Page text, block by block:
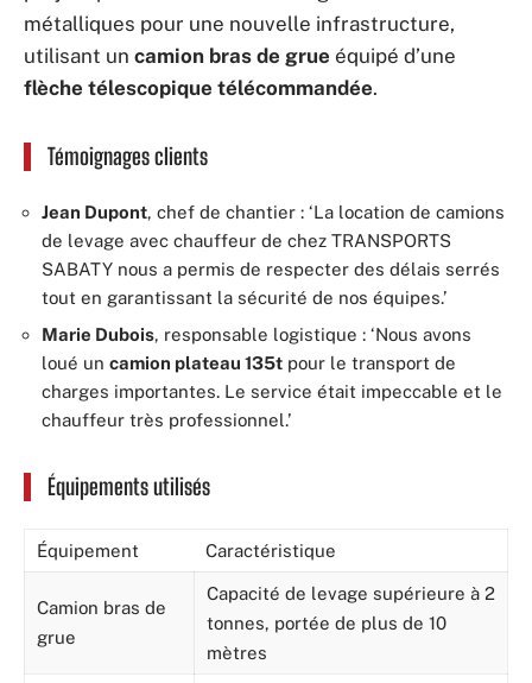
métalliques pour une nouvelle infrastructure,
utilisant un camion bras de grue équipé d’une
flèche télescopique télécommandée.
Témoignages clients
Jean Dupont, chef de chantier : ‘La location de camions
de levage avec chauffeur de chez TRANSPORTS
SABATY nous a permis de respecter des délais serrés
tout en garantissant la sécurité de nos équipes.’
Marie Dubois, responsable logistique : ‘Nous avons
loué un camion plateau 135t pour le transport de
charges importantes. Le service était impeccable et le
chauffeur très professionnel.’
Équipements utilisés
Équipement Caractéristique
Camion bras de
grue
Capacité de levage supérieure à 2
tonnes, portée de plus de 10
mètres